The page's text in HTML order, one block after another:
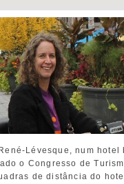
Lévesque, num hotel
o Congresso de
de distância do